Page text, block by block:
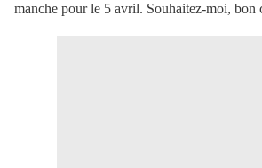
manche pour le 5 avril. Souhaitez-moi, bon